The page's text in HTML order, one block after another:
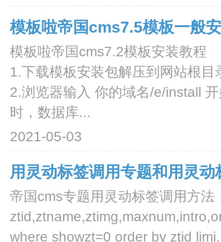
模板啦帝国cms7.5模板一般
模板啦帝国cms7.2模板安装教程
1.下载模板安装包解压到网站根
2.浏览器输入 你的域名/e/install
时，数据库...
2021-05-03
用灵动标签调用专题和用灵
帝国cms专题用灵动标签调用方
where showzt=0 order by ztid